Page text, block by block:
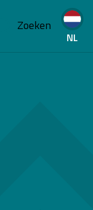
Zoeken
NL